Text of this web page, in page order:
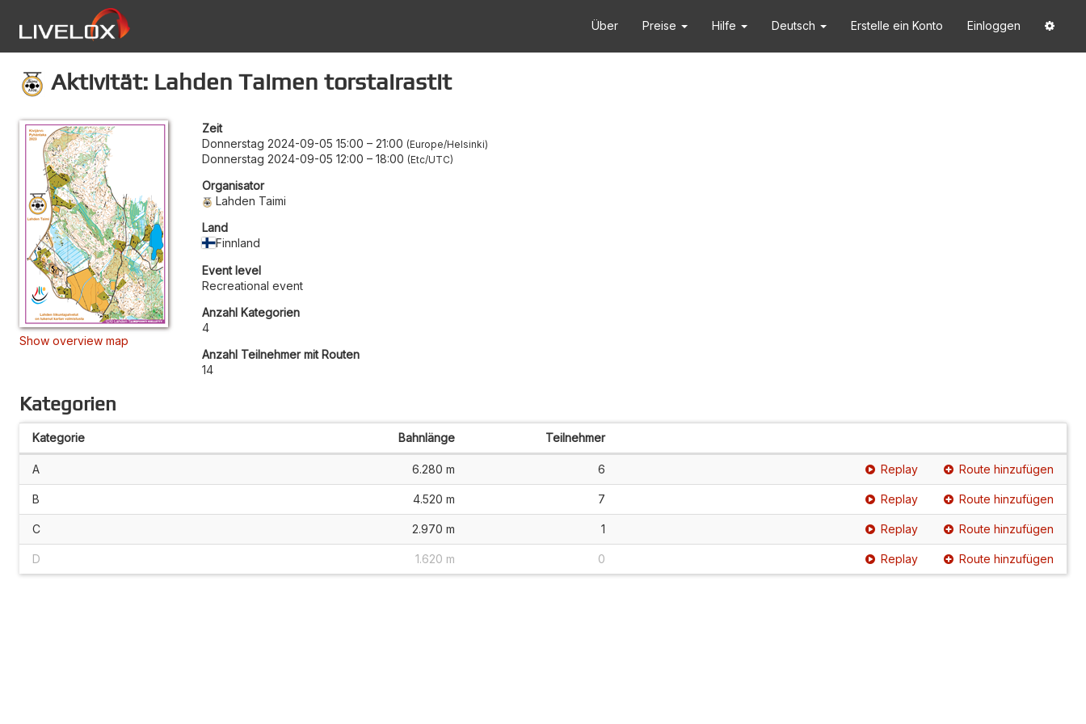
Über Preise Hilfe Deutsch Erstelle ein Konto Einloggen
Aktivität: Lahden Taimen torstairastit
Show overview map
Zeit
Donnerstag 2024-09-05 15:00 – 21:00 Europe/Helsinki
Donnerstag 2024-09-05 12:00 – 18:00 Etc/UTC
Organisator
Lahden Taimi
Land
Finnland
Event level
Recreational event
Anzahl Kategorien
4
Anzahl Teilnehmer mit Routen
14
Kategorien
Kategorie Bahnlänge Teilnehmer
A 6.280 m 6 Replay Route hinzufügen
B 4.520 m 7 Replay Route hinzufügen
C 2.970 m 1 Replay Route hinzufügen
D 1.620 m 0 Replay Route hinzufügen